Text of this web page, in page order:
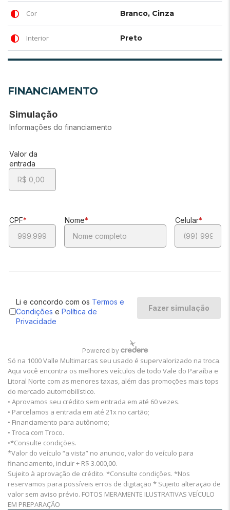
Cor Branco, Cinza
Interior Preto
FINANCIAMENTO
Só na 1000 Valle Multimarcas seu usado é supervalorizado na troca.
Aqui você encontra os melhores veículos de todo Vale do Paraíba e
Litoral Norte com as menores taxas, além das promoções mais tops
do mercado automobilístico.
• Aprovamos seu crédito sem entrada em até 60 vezes.
• Parcelamos a entrada em até 21x no cartão;
• Financiamento para autônomo;
• Troca com Troco.
•*Consulte condições.
*Valor do veículo “a vista” no anuncio, valor do veículo para
financiamento, incluir + R$ 3.000,00.
Sujeito à aprovação de crédito. *Consulte condições. *Nos
reservamos para possíveis erros de digitação * Sujeito alteração de
valor sem aviso prévio. FOTOS MERAMENTE ILUSTRATIVAS VEÍCULO
EM PREPARAÇÃO